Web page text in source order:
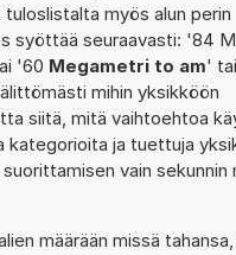
myös alun perin
syöttää seuraavasti: '84
'60 Megametri to am'
mihin yksikköön
siitä, mitä vaihtoehtoa
kategorioita ja tuettuja
vain sekunnin
määrään missä